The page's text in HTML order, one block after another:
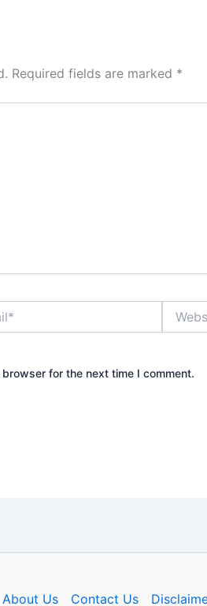
Required fields are marked *
for the next time I comment.
About Us Contact Us